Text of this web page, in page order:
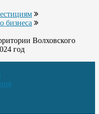
бизнеса
Волховского
год